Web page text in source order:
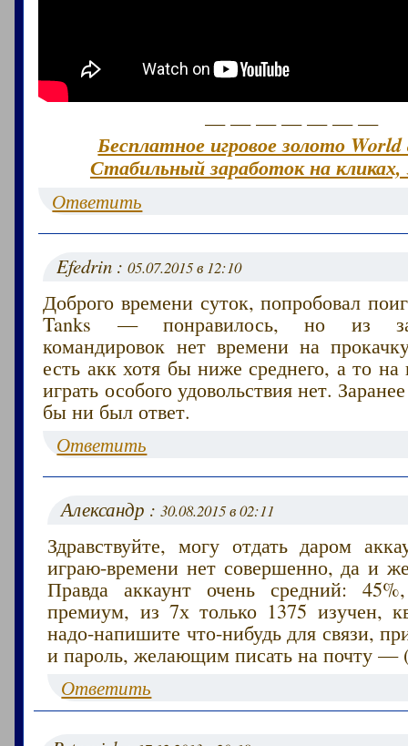
— — — — — — —
Бесплатное игровое золото
Стабильный заработок на кликах,
Ответить
Efedrin :05.07.2015 в 12:10
Доброго времени суток, попробовал
Tanks — понравилось, но из за
командировок нет времени на
есть акк хотя бы ниже среднего, а то на
играть особого удовольствия нет.
бы ни был ответ.
Ответить
Александр :30.08.2015 в 02:11
Здравствуйте, могу отдать даром
играю-времени нет совершенно, да и
Правда аккаунт очень средний:
премиум, из 7х только 1375 изучен,
надо-напишите что-нибудь для связи,
и пароль, желающим писать на почту —
Ответить